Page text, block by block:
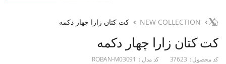
NEW COLLECTION کت کتان زارا چهار دکمه
کت کتان زارا چهار دکمه
کد محصول : 37623 کد مدل : ROBAN-M03091